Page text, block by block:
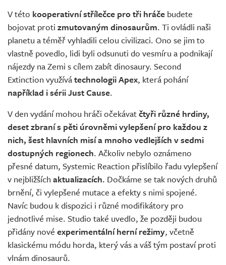
V této kooperativní střílečce pro tři hráče budete
bojovat proti zmutovaným dinosaurům. Ti ovládli naši
planetu a téměř vyhladili celou civilizaci. Ono se jim to
vlastně povedlo, lidi byli odsunuti do vesmíru a podnikají
nájezdy na Zemi s cílem zabít dinosaury. Second
Extinction využívátechnologii Apex, která pohání
například i sérii Just Cause.
V den vydání mohou hráči očekávatčtyři různé hrdiny,
deset zbraní s pěti úrovněmi vylepšení pro každou z
nich, šest hlavních misí a mnoho vedlejších v sedmi
dostupných regionech. Ačkoliv nebylo oznámeno
přesné datum, Systemic Reaction přislíbilo řadu vylepšení
v nejbližších aktualizacích. Dočkáme se tak nových druhů
brnění, či vylepšené mutace a efekty s nimi spojené.
Navíc budou k dispozici i různé modifikátory pro
jednotlivé mise. Studio také uvedlo, že později budou
přidány nové experimentální herní režimy, včetně
klasickému módu horda, který vás a váš tým postaví proti
vlnám dinosaurů.